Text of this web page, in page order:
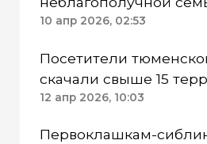
10 апр 2026, 02:53
Посетители
скачали свыше 15
информации
12 апр 2026, 10:03
Первоклашкам-